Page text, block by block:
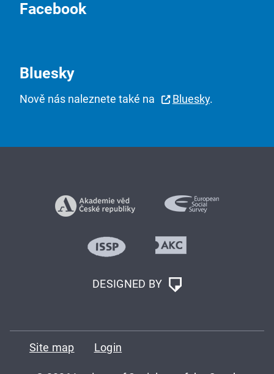
Facebook
Bluesky
Nově nás naleznete také na Bluesky.
DESIGNED BY
Site map Login